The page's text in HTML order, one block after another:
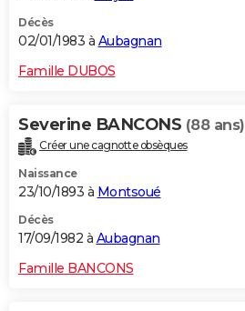
Décès
02/01/1983 à Aubagnan
Famille DUBOS
Severine BANCONS (88 ans)
Créer une cagnotte obsèques
Naissance
23/10/1893 à Montsoué
Décès
17/09/1982 à Aubagnan
Famille BANCONS